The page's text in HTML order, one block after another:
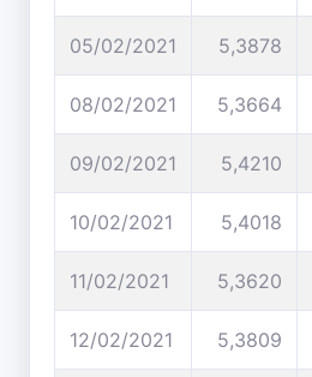
05/02/2021 5,3878
08/02/2021 5,3664
09/02/2021 5,4210
10/02/2021 5,4018
11/02/2021 5,3620
12/02/2021 5,3809